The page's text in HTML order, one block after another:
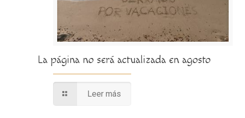
La página no será actualizada en agosto
Leer más